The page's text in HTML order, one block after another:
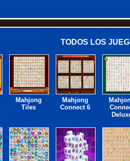
TODOS LOS
Mahjong
Tiles
Mahjong
Connect 6